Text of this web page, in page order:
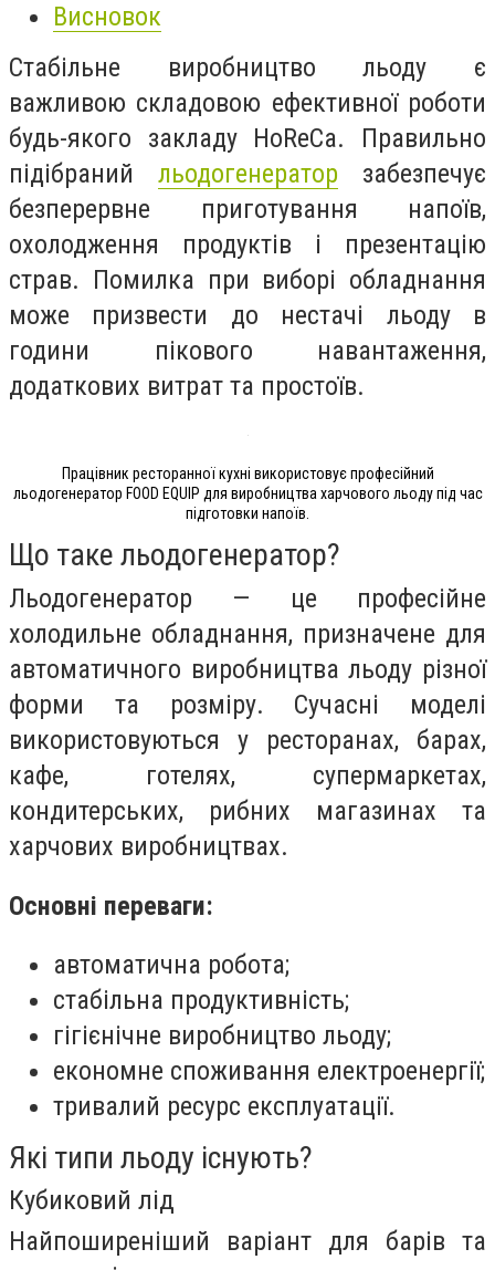
Висновок
Стабільне виробництво льоду є
важливою складовою ефективної роботи
будь-якого закладу HoReCa. Правильно
підібраний льодогенератор забезпечує
безперервне приготування напоїв,
охолодження продуктів і презентацію
страв. Помилка при виборі обладнання
може призвести до нестачі льоду в
години пікового навантаження,
додаткових витрат та простоїв.
Працівник ресторанної кухні використовує професійний
льодогенератор FOOD EQUIP для виробництва харчового льоду під час
підготовки напоїв.
Що таке льодогенератор?
Льодогенератор — це професійне
холодильне обладнання, призначене для
автоматичного виробництва льоду різної
форми та розміру. Сучасні моделі
використовуються у ресторанах, барах,
кафе, готелях, супермаркетах,
кондитерських, рибних магазинах та
харчових виробництвах.
Основні переваги:
автоматична робота;
стабільна продуктивність;
гігієнічне виробництво льоду;
економне споживання електроенергії;
тривалий ресурс експлуатації.
Які типи льоду існують?
Кубиковий лід
Найпоширеніший варіант для барів та